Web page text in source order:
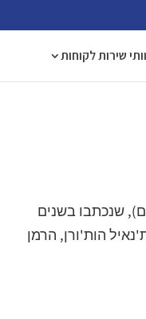
שירות לקוחות
הוא אסופה של עשרים סיפורים קצרים (בין 5 ל-50 עמודים), שנכתבו בשנים
הות'ורן, הרמן